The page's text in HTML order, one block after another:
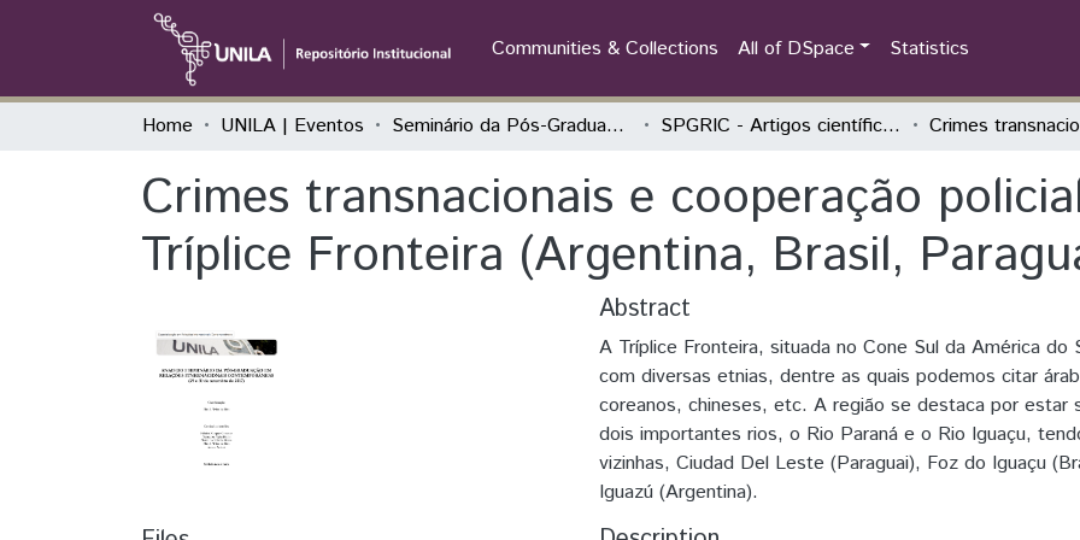
Communities & Collections All of DSpace Statistics
Home UNILA | Eventos Seminário da Pós-Graduação Relações Internacionais Contemporâneas (SPGRIC) SPGRIC - Artigos científicos
Crimes transnacionais e cooperação
Tríplice Fronteira (Argentina, Brasil,
Abstract
A Tríplice Fronteira, situada no Cone Sul da América do
com diversas etnias, dentre as quais podemos citar
coreanos, chineses, etc. A região se destaca por estar
dois importantes rios, o Rio Paraná e o Rio Iguaçu,
vizinhas, Ciudad Del Leste (Paraguai), Foz do Iguaçu
Iguazú (Argentina).